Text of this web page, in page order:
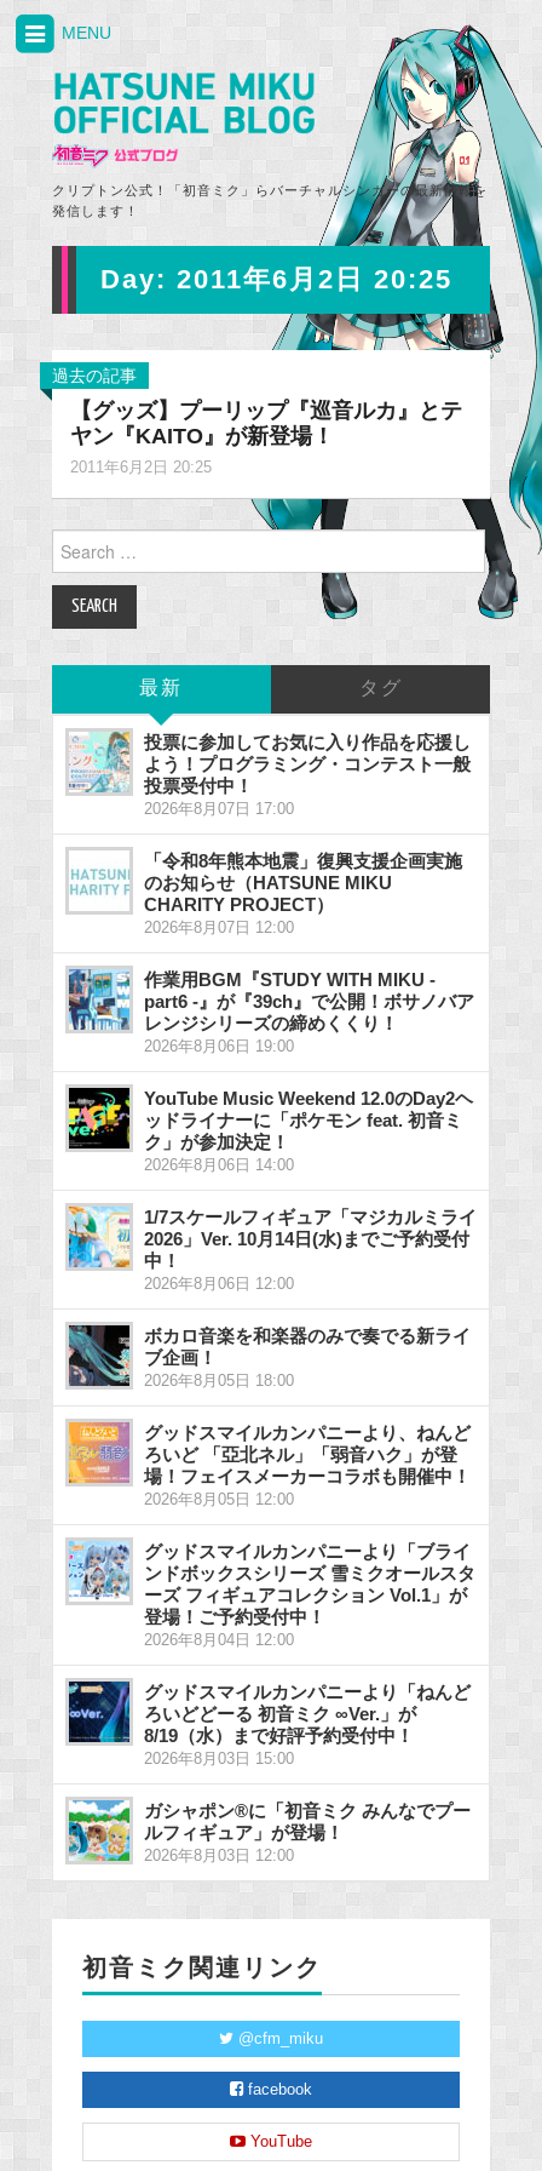
クリプトン公式！「初音ミク」らバーチャルシンガーの最新情報を
発信します！
MENU
Day: 2011年6月2日 20:25
過去の記事
【グッズ】プーリップ『巡音ルカ』とテ
ヤン『KAITO』が新登場！
2011年6月2日 20:25
Search
for:
最新 タグ
投票に参加してお気に入り作品を応援し
よう！プログラミング・コンテスト一般
投票受付中！
2026年8月07日 17:00
「令和8年熊本地震」復興支援企画実施
のお知らせ（HATSUNE MIKU
CHARITY PROJECT）
2026年8月07日 12:00
作業用BGM『STUDY WITH MIKU -
part6 -』が『39ch』で公開！ボサノバア
レンジシリーズの締めくくり！
2026年8月06日 19:00
YouTube Music Weekend 12.0のDay2ヘ
ッドライナーに「ポケモン feat. 初音ミ
ク」が参加決定！
2026年8月06日 14:00
1/7スケールフィギュア「マジカルミライ
2026」Ver. 10月14日(水)までご予約受付
中！
2026年8月06日 12:00
ボカロ音楽を和楽器のみで奏でる新ライ
ブ企画！
2026年8月05日 18:00
グッドスマイルカンパニーより、ねんど
ろいど 「亞北ネル」「弱音ハク」が登
場！フェイスメーカーコラボも開催中！
2026年8月05日 12:00
グッドスマイルカンパニーより「ブライ
ンドボックスシリーズ 雪ミクオールスタ
ーズ フィギュアコレクション Vol.1」が
登場！ご予約受付中！
2026年8月04日 12:00
グッドスマイルカンパニーより「ねんど
ろいどどーる 初音ミク ∞Ver.」が
8/19（水）まで好評予約受付中！
2026年8月03日 15:00
ガシャポン®に「初音ミク みんなでプー
ルフィギュア」が登場！
2026年8月03日 12:00
初音ミク関連リンク
@cfm_miku
facebook
YouTube